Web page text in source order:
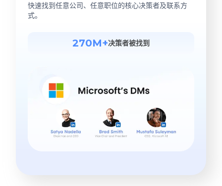
快速找到任意公司、任意职位的核心决策者及联系方
式。
270M+决策者被找到